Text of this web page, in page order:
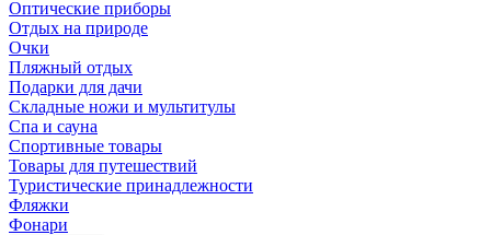
Оптические приборы
Отдых на природе
Очки
Пляжный отдых
Подарки для дачи
Складные ножи и мультитулы
Спа и сауна
Спортивные товары
Товары для путешествий
Туристические принадлежности
Фляжки
Фонари